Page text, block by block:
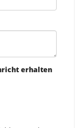
erhalten